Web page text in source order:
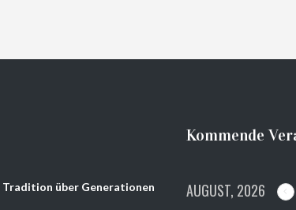
Tradition über Generationen
Kommende
AUGUST, 2026